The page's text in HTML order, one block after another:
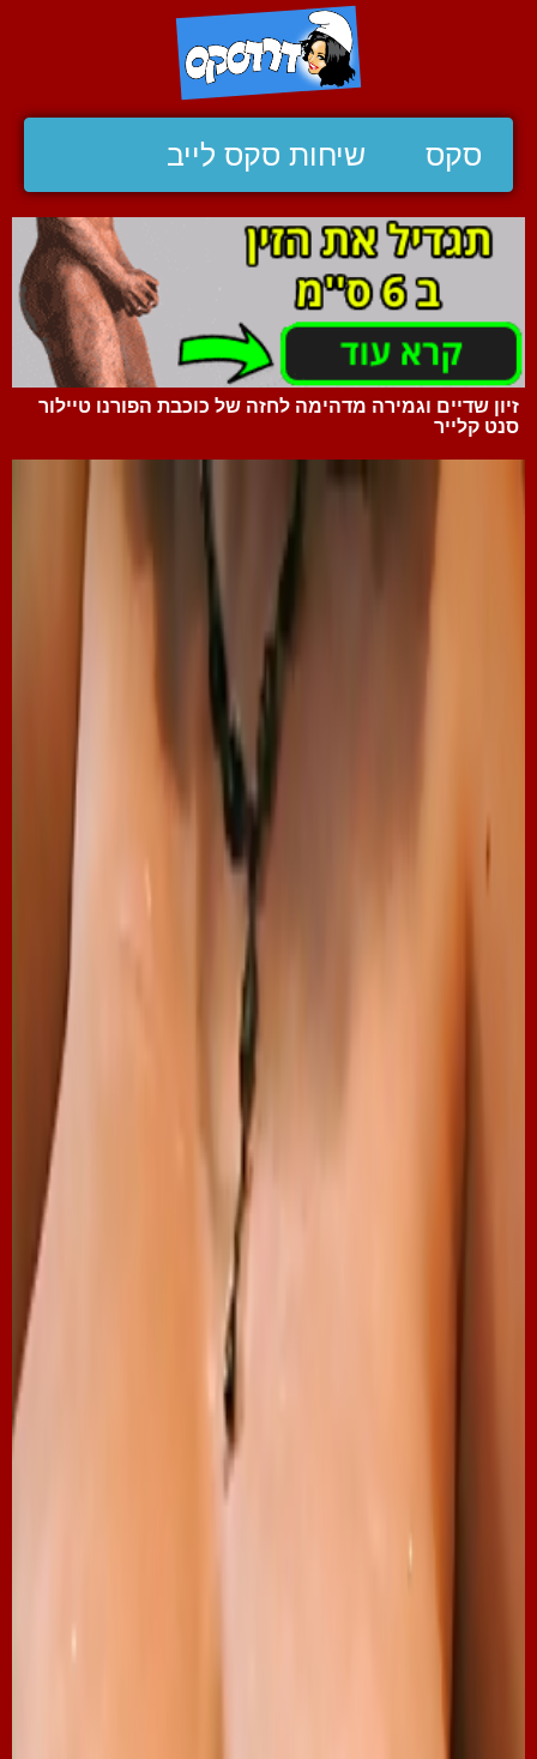
סקס שיחות סקס לייב
זיון שדיים וגמירה מדהימה לחזה של כוכבת הפורנו טיילור
סנט קלייר